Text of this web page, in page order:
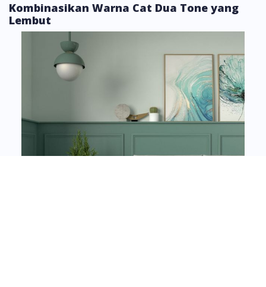
Kombinasikan Warna Cat Dua Tone yang
Lembut